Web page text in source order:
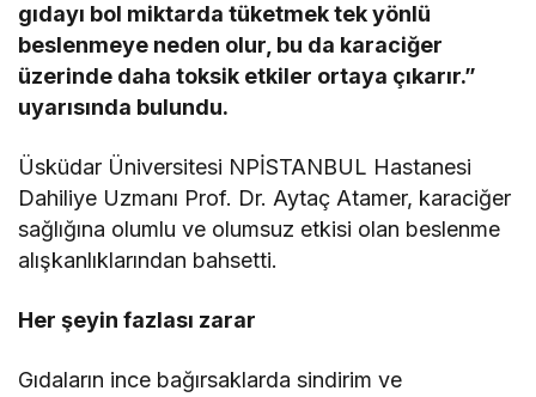
gıdayı bol miktarda tüketmek tek yönlü
beslenmeye neden olur, bu da karaciğer
üzerinde daha toksik etkiler ortaya çıkarır.”
uyarısında bulundu.
Üsküdar Üniversitesi NPİSTANBUL Hastanesi
Dahiliye Uzmanı Prof. Dr. Aytaç Atamer, karaciğer
sağlığına olumlu ve olumsuz etkisi olan beslenme
alışkanlıklarından bahsetti.
Her şeyin fazlası zarar
Gıdaların ince bağırsaklarda sindirim ve